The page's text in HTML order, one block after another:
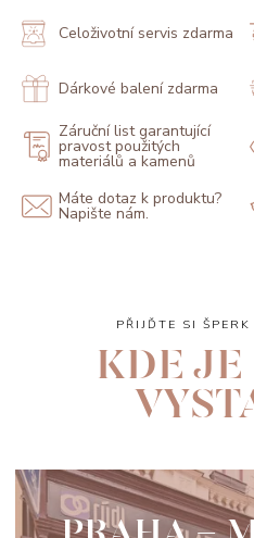
Celoživotní servis zdarma
Dárkové balení zdarma
Záruční list garantující
pravost použitých
materiálů a kamenů
Máte dotaz k produktu?
Napište nám.
PŘIJĎTE SI
KDE JE